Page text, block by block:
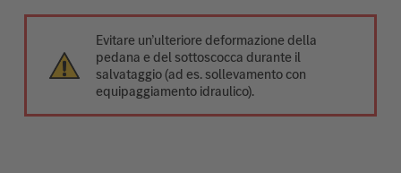
Evitare un’ulteriore deformazione della
pedana e del sottoscocca durante il
salvataggio (ad es. sollevamento con
equipaggiamento idraulico).